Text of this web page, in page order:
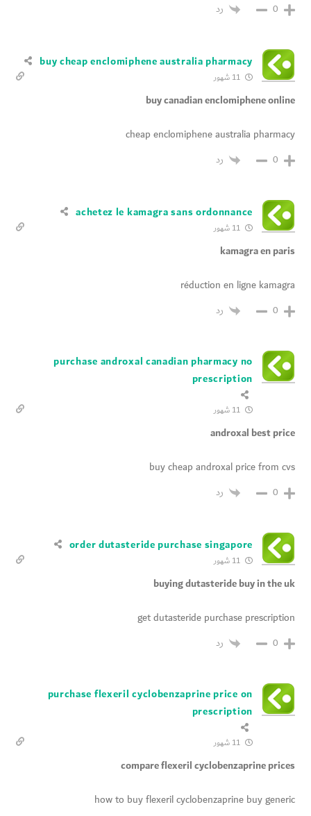
0 رد
buy cheap enclomiphene australia pharmacy
buy canadian enclomiphene online
cheap enclomiphene australia pharmacy
0 رد
achetez le kamagra sans ordonnance
kamagra en paris
réduction en ligne kamagra
0 رد
purchase androxal canadian pharmacy no
prescription
androxal best price
buy cheap androxal price from cvs
0 رد
order dutasteride purchase singapore
buying dutasteride buy in the uk
get dutasteride purchase prescription
0 رد
purchase flexeril cyclobenzaprine price on
prescription
compare flexeril cyclobenzaprine prices
how to buy flexeril cyclobenzaprine buy generic